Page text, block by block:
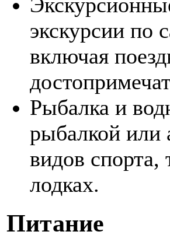
экскурсии
включая
Рыбалка и
рыбалкой или
видов спорта,
лодках.
Питание